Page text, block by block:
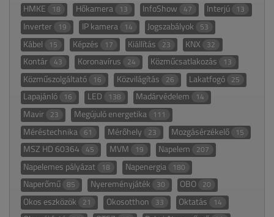
HMKE 18 Hőkamera 13 InfoShow 47 Interjú 13
Inverter 19 IP kamera 14 Jogszabályok 53
Kábel 15 Képzés 17 Kiállítás 23 KNX 32
Kontár 43 Koronavírus 24 Közműcsatlakozás 13
Közműszolgáltató 16 Közvilágítás 26 Lakatfogó 25
Lapajánló 16 LED 138 Madárvédelem 14
Mavir 23 Megújuló energetika 111
Méréstechnika 61 Mérőhely 23 Mozgásérzékelő 15
MSZ HD 60364 45 MVM 19 Napelem 207
Napelemes pályázat 18 Napenergia 180
Naperőmű 85 Nyereményjáték 30 OBO 20
Okos eszközök 21 Okosotthon 33 Oktatás 14